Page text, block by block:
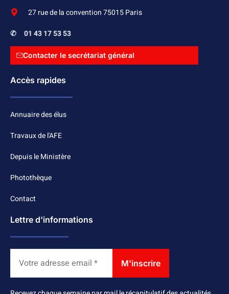
27 rue de la convention 75015 Paris
✆ 01 43 17 53 53
Contacter le secrétariat général
Accès rapides
Annuaire des élus
Travaux de l'AFE
Depuis le Ministère
Photothèque
Contact
Lettre d'informations